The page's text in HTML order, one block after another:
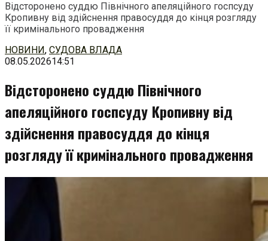
Відсторонено суддю Північного апеляційного госпсуду
Кропивну від здійснення правосуддя до кінця розгляду
її кримінального провадження
Перейти
до
НОВИНИ, СУДОВА ВЛАДА
08.05.202614:51
Відсторонено суддю Північного
апеляційного госпсуду Кропивну від
здійснення правосуддя до кінця
розгляду її кримінального провадження